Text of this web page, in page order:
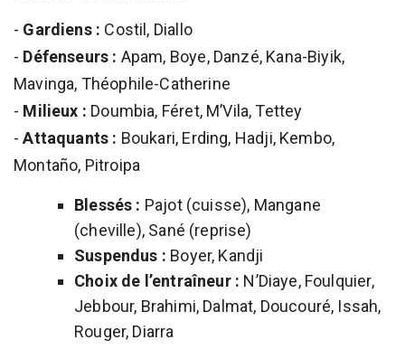
- Gardiens : Costil, Diallo
- Défenseurs : Apam, Boye, Danzé, Kana-Biyik,
Mavinga, Théophile-Catherine
- Milieux : Doumbia, Féret, M’Vila, Tettey
-Attaquants : Boukari, Erding, Hadji, Kembo,
Montaño, Pitroipa
Blessés : Pajot (cuisse), Mangane
(cheville), Sané (reprise)
Suspendus : Boyer, Kandji
Choix de l’entraîneur : N’Diaye, Foulquier,
Jebbour, Brahimi, Dalmat, Doucouré, Issah,
Rouger, Diarra